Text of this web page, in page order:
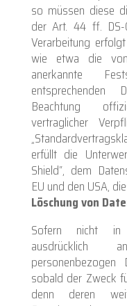
so müssen diese
der Art. 44 ff. DS-
Verarbeitung
wie etwa die
anerkannte
entsprechenden
Beachtung
vertraglicher
erfüllt die
Shield“, dem
EU und den USA,
Löschung von
Sofern nicht in
ausdrücklich
sobald der Zweck
denn deren